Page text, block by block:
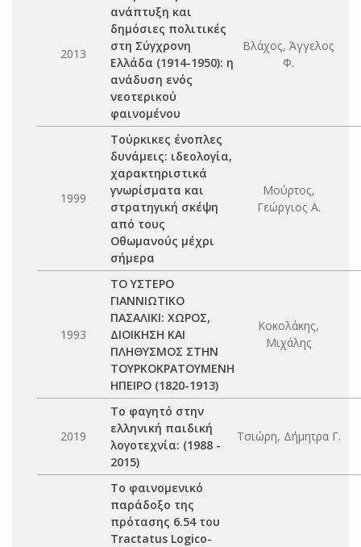
2013
ανάπτυξη και
δημόσιες πολιτικές
στη Σύγχρονη
Ελλάδα (1914-1950): η
ανάδυση ενός
νεοτερικού
φαινομένου
Βλάχος, Άγγελος
Φ.
1999
Τούρκικες ένοπλες
δυνάμεις: ιδεολογία,
χαρακτηριστικά
γνωρίσματα και
στρατηγική σκέψη
από τους
Οθωμανούς μέχρι
σήμερα
Μούρτος,
Γεώργιος Α.
1993
ΤΟ ΥΣΤΕΡΟ
ΓΙΑΝΝΙΩΤΙΚΟ
ΠΑΣΑΛΙΚΙ: ΧΩΡΟΣ,
ΔΙΟΙΚΗΣΗ ΚΑΙ
ΠΛΗΘΥΣΜΟΣ ΣΤΗΝ
ΤΟΥΡΚΟΚΡΑΤΟΥΜΕΝΗ
ΗΠΕΙΡΟ (1820-1913)
Κοκολάκης,
Μιχάλης
2019
Το φαγητό στην
ελληνική παιδική
λογοτεχνία: (1988 -
2015)
Τσιώρη, Δήμητρα Γ.
Το φαινομενικό
παράδοξο της
πρότασης 6.54 του
Tractatus Logico-